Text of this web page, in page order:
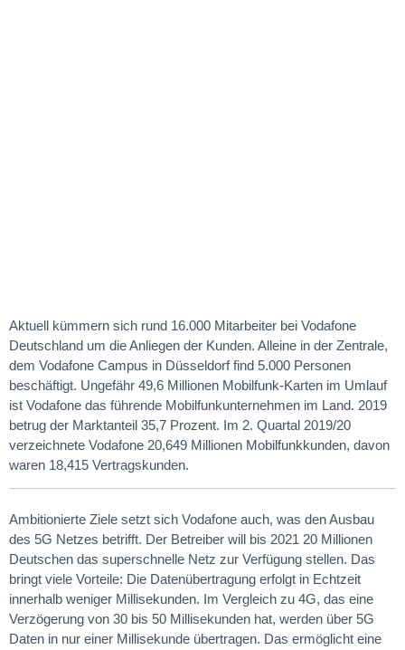
Aktuell kümmern sich rund 16.000 Mitarbeiter bei Vodafone
Deutschland um die Anliegen der Kunden. Alleine in der Zentrale,
dem Vodafone Campus in Düsseldorf find 5.000 Personen
beschäftigt. Ungefähr 49,6 Millionen Mobilfunk-Karten im Umlauf
ist Vodafone das führende Mobilfunkunternehmen im Land. 2019
betrug der Marktanteil 35,7 Prozent. Im 2. Quartal 2019/20
verzeichnete Vodafone 20,649 Millionen Mobilfunkkunden, davon
waren 18,415 Vertragskunden.
Ambitionierte Ziele setzt sich Vodafone auch, was den Ausbau
des 5G Netzes betrifft. Der Betreiber will bis 2021 20 Millionen
Deutschen das superschnelle Netz zur Verfügung stellen. Das
bringt viele Vorteile: Die Datenübertragung erfolgt in Echtzeit
innerhalb weniger Millisekunden. Im Vergleich zu 4G, das eine
Verzögerung von 30 bis 50 Millisekunden hat, werden über 5G
Daten in nur einer Millisekunde übertragen. Das ermöglicht eine